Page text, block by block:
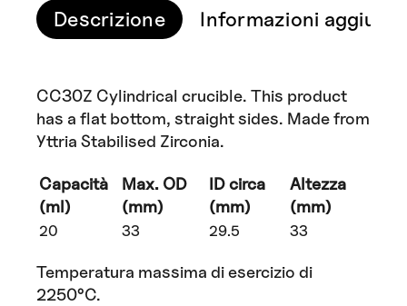
Descrizione Informazioni
CC30Z Cylindrical crucible. This product
has a flat bottom, straight sides. Made from
Yttria Stabilised Zirconia.
Capacità
(ml)
Max. OD
(mm)
ID circa
(mm)
Altezza
(mm)
20 33 29.5 33
Temperatura massima di esercizio di
2250°C.